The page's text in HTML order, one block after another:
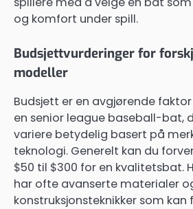
og komfort under spill.
Budsjettvurderinger for
modeller
Budsjett er en avgjørende
en senior league baseball-bat,
variere betydelig basert på
teknologi. Generelt kan du
$50 til $300 for en kvalitetsbat.
har ofte avanserte materialer
konstruksjonsteknikker som